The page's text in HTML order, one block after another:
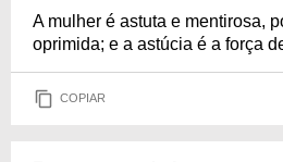
A mulher é astuta e mentirosa,
oprimida; e a astúcia é a força
COPIAR